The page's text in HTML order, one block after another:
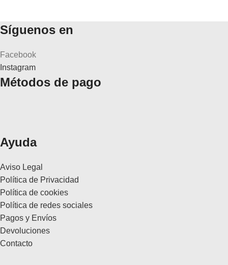
Síguenos en
Facebook
Instagram
Métodos de pago
Ayuda
Aviso Legal
Política de Privacidad
Política de cookies
Política de redes sociales
Pagos y Envíos
Devoluciones
Contacto